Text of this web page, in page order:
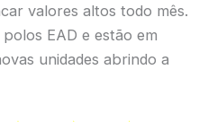
valores altos todo mês.
EAD e estão em
unidades abrindo a